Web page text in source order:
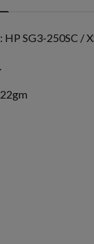
HP SG3-250SC